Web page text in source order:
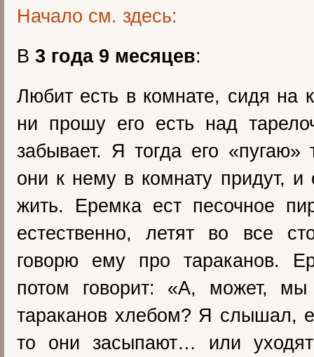
Начало см. здесь:
В 3 года 9 месяцев:
Любит есть в комнате, сидя на
ни прошу его есть над
забывает. Я тогда его «пугаю»
они к нему в комнату придут, и
жить. Еремка ест песочное
естественно, летят во все
говорю ему про тараканов.
потом говорит: «А, может, мы
тараканов хлебом? Я слышал,
то они засыпают… или